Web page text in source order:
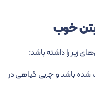
خوب
زیر را داشته باشد:
شده باشد و چربی گیاهی در